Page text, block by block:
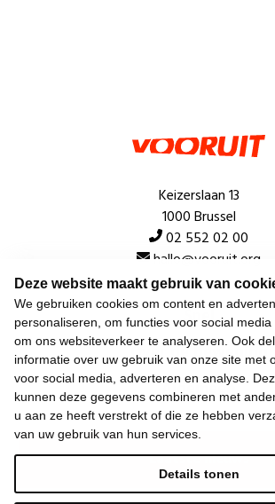
Deze website maakt gebruik van
We gebruiken cookies om content en
personaliseren, om functies voor social media
om ons websiteverkeer te analyseren. Ook
informatie over uw gebruik van onze site met
voor social media, adverteren en analyse.
kunnen deze gegevens combineren met
u aan ze heeft verstrekt of die ze hebben
van uw gebruik van hun services.
Details tonen
Keizerslaan 13
1000 Brussel
02 552 02 00
hallo@vooruit.org
Snel
Over de beweging
Algemeen
Laatste nieuws